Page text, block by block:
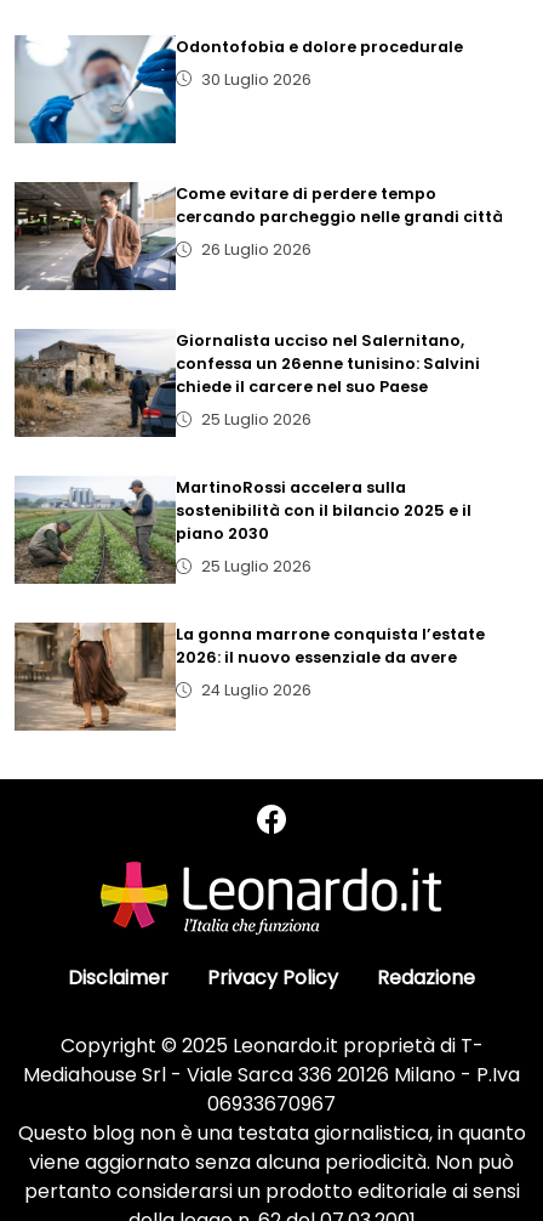
Odontofobia e dolore procedurale
30 Luglio 2026
Come evitare di perdere tempo
cercando parcheggio nelle grandi città
26 Luglio 2026
Giornalista ucciso nel Salernitano,
confessa un 26enne tunisino: Salvini
chiede il carcere nel suo Paese
25 Luglio 2026
MartinoRossi accelera sulla
sostenibilità con il bilancio 2025 e il
piano 2030
25 Luglio 2026
La gonna marrone conquista l’estate
2026: il nuovo essenziale da avere
24 Luglio 2026
Disclaimer Privacy Policy Redazione
Copyright © 2025 Leonardo.it proprietà di T-
Mediahouse Srl - Viale Sarca 336 20126 Milano - P.Iva
06933670967
Questo blog non è una testata giornalistica, in quanto
viene aggiornato senza alcuna periodicità. Non può
pertanto considerarsi un prodotto editoriale ai sensi